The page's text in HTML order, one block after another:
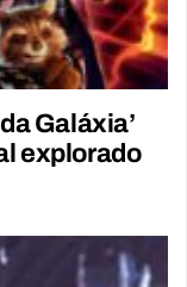
Galáxia’
explorado